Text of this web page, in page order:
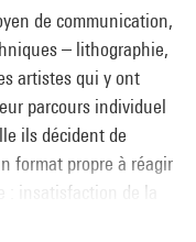
Briend et Anne
nouvelle
de communication,
– lithographie,
artistes qui y ont
parcours individuel
ils décident de
format propre à réagir
: insatisfaction de la
assassinat de